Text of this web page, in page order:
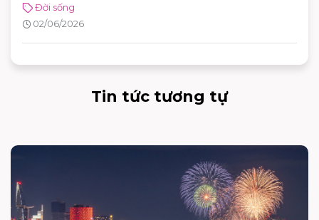
AEON MALL Bình Tân là điểm đến rất phù hợp cho cả gia
đình, nhóm bạn lẫn các buổi hẹn hò cuối tuần.
Đời sống
02/06/2026
Tin tức tương tự